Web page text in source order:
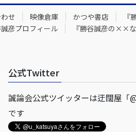
せ 映像倉庫 かつや書店
彦プロフィール 『勝谷誠彦の××
公式Twitter
誠論会公式ツイッターは迂闊屋「
です